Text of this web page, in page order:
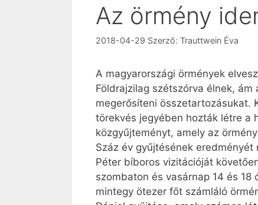
Az örmény
2018-04-29 Szerző: Trauttwein Éva
A magyarországi örmények
Földrajzilag szétszórva élnek,
megerősíteni összetartozásukat.
törekvés jegyében hozták létre a
közgyűjteményt, amely az
Száz év gyűjtésének
Péter bíboros vizitációját
szombaton és vasárnap 14 és
mintegy ötezer főt számláló